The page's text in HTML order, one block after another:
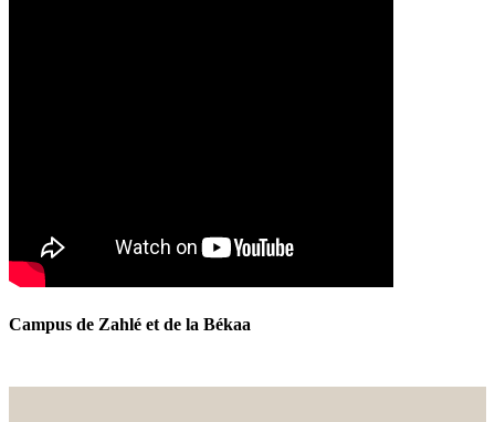
Campus de Zahlé et de la Békaa